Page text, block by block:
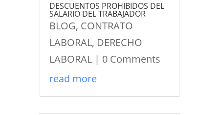
DESCUENTOS PROHIBIDOS DEL
SALARIO DEL TRABAJADOR
BLOG, CONTRATO
LABORAL, DERECHO
LABORAL| 0 Comments
read more